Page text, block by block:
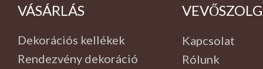
VÁSÁRLÁS
Dekorációs kellékek
Rendezvény dekoráció
Kapcsolat
Rólunk